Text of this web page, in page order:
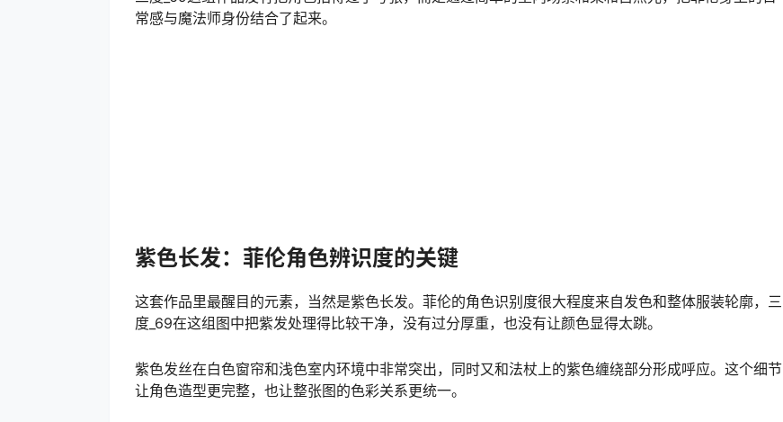
常感与魔法师身份结合了起来。
紫色长发：菲伦角色辨识度的关键
这套作品里最醒目的元素，当然是紫色长发。菲伦的角色识别度很大程度来自发色和整体服装轮廓，三
度_69在这组图中把紫发处理得比较干净，没有过分厚重，也没有让颜色显得太跳。
紫色发丝在白色窗帘和浅色室内环境中非常突出，同时又和法杖上的紫色缠绕部分形成呼应。这个细节
让角色造型更完整，也让整张图的色彩关系更统一。